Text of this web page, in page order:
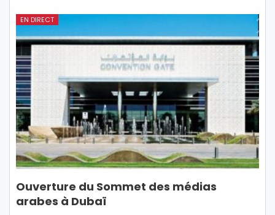
EN DIRECT
Ouverture du Sommet des médias
arabes à Dubaï